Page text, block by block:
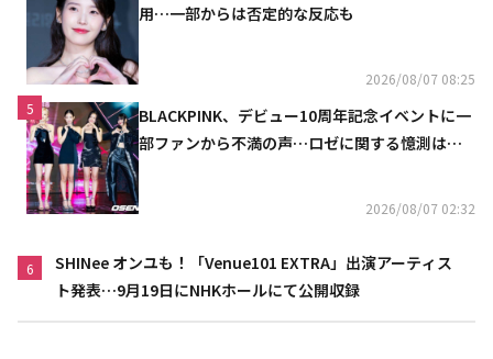
用…一部からは否定的な反応も
2026/08/07 08:25
5
BLACKPINK、デビュー10周年記念イベントに一
部ファンから不満の声…ロゼに関する憶測は否
2026/08/07 02:32
6
SHINee オンユも！「Venue101 EXTRA」出演アーティス
ト発表…9月19日にNHKホールにて公開収録